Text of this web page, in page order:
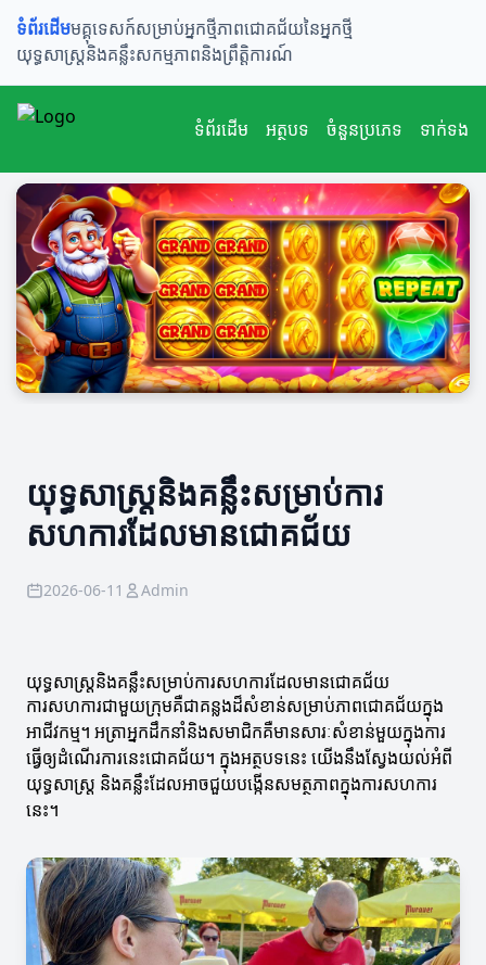
ទំព័រដើមមគ្គុទេសក៍សម្រាប់អ្នកថ្មីភាពជោគជ័យនៃអ្នកថ្មី
យុទ្ធសាស្ត្រនិងគន្លឹះសកម្មភាពនិងព្រឹត្តិការណ៍
ទំព័រដើម អត្ថបទ ចំនួនប្រភេទ ទាក់ទង
យុទ្ធសាស្ត្រនិងគន្លឹះសម្រាប់ការ
សហការដែលមានជោគជ័យ
2026-06-11 Admin
យុទ្ធសាស្ត្រនិងគន្លឹះសម្រាប់ការសហការដែលមានជោគជ័យ
ការសហការជាមួយក្រុមគឺជាគន្លងដ៏សំខាន់សម្រាប់ភាពជោគជ័យក្នុង
អាជីវកម្ម។ អត្រាអ្នកដឹកនាំនិងសមាជិកគឺមានសារៈសំខាន់មួយក្នុងការ
ធ្វើឲ្យដំណើរការនេះជោគជ័យ។ ក្នុងអត្ថបទនេះ យើងនឹងស្វែងយល់អំពី
យុទ្ធសាស្ត្រ និងគន្លឹះដែលអាចជួយបង្កើនសមត្ថភាពក្នុងការសហការ
នេះ។